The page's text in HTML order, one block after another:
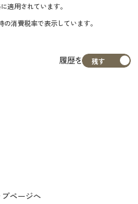
適用されています。
消費税率で表示しています。
履歴を
ページへ